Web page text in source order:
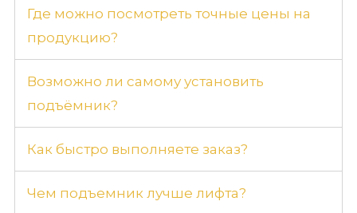
Где можно посмотреть точные цены на
продукцию?
Возможно ли самому установить
подъёмник?
Как быстро выполняете заказ?
Чем подъемник лучше лифта?